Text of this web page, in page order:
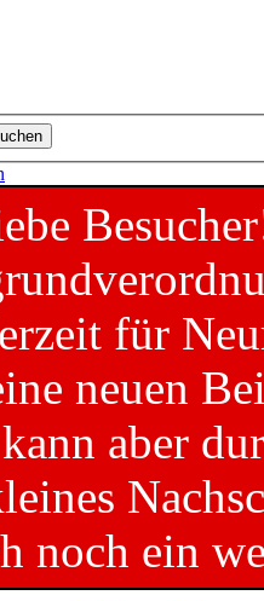
für
neuen
aber
noch ein